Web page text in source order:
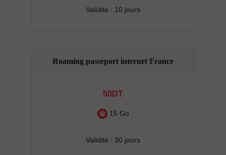
Validité : 10 jours
Roaming passeport internet France
50DT
15 Go
Validité : 30 jours